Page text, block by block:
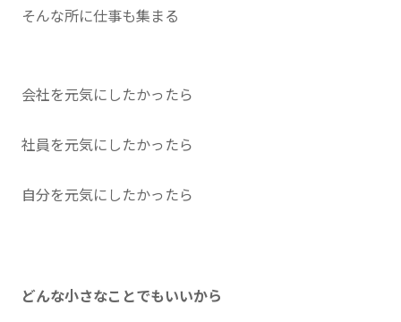
そんな所に仕事も集まる
会社を元気にしたかったら
社員を元気にしたかったら
自分を元気にしたかったら
どんな小さなことでもいいから